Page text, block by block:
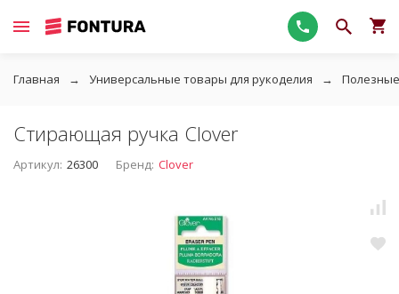
Главная Универсальные товары для рукоделия
Стирающая ручка Clover
Артикул: 26300 Бренд: Clover